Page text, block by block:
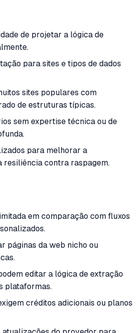
de projetar a lógica de
para sites e tipos de dados
sites populares com
de estruturas típicas.
sem expertise técnica ou de
para melhorar a
resiliência contra raspagem.
em comparação com fluxos
páginas da web nicho ou
editar a lógica de extração
plataformas.
créditos adicionais ou planos